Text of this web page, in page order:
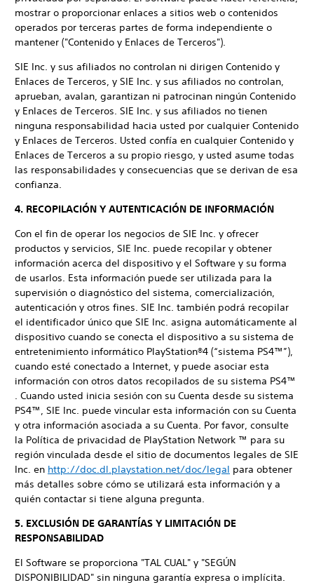
mostrar o proporcionar enlaces a sitios web o contenidos
operados por terceras partes de forma independiente o
mantener ("Contenido y Enlaces de Terceros").
SIE Inc. y sus afiliados no controlan ni dirigen Contenido y
Enlaces de Terceros, y SIE Inc. y sus afiliados no controlan,
aprueban, avalan, garantizan ni patrocinan ningún Contenido
y Enlaces de Terceros. SIE Inc. y sus afiliados no tienen
ninguna responsabilidad hacia usted por cualquier Contenido
y Enlaces de Terceros. Usted confía en cualquier Contenido y
Enlaces de Terceros a su propio riesgo, y usted asume todas
las responsabilidades y consecuencias que se derivan de esa
confianza.
4. RECOPILACIÓN Y AUTENTICACIÓN DE INFORMACIÓN
Con el fin de operar los negocios de SIE Inc. y ofrecer
productos y servicios, SIE Inc. puede recopilar y obtener
información acerca del dispositivo y el Software y su forma
de usarlos. Esta información puede ser utilizada para la
supervisión o diagnóstico del sistema, comercialización,
autenticación y otros fines. SIE Inc. también podrá recopilar
el identificador único que SIE Inc. asigna automáticamente al
dispositivo cuando se conecta el dispositivo a su sistema de
entretenimiento informático PlayStation®4 (“sistema PS4™”),
cuando esté conectado a Internet, y puede asociar esta
información con otros datos recopilados de su sistema PS4™
. Cuando usted inicia sesión con su Cuenta desde su sistema
PS4™, SIE Inc. puede vincular esta información con su Cuenta
y otra información asociada a su Cuenta. Por favor, consulte
la Política de privacidad de PlayStation Network ™ para su
región vinculada desde el sitio de documentos legales de SIE
Inc. en http://doc.dl.playstation.net/doc/legal para obtener
más detalles sobre cómo se utilizará esta información y a
quién contactar si tiene alguna pregunta.
5. EXCLUSIÓN DE GARANTÍAS Y LIMITACIÓN DE
RESPONSABILIDAD
El Software se proporciona "TAL CUAL" y "SEGÚN
DISPONIBILIDAD" sin ninguna garantía expresa o implícita.